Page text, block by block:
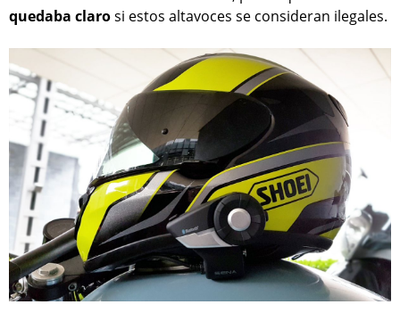
quedaba clarosi estos altavoces se consideran ilegales.